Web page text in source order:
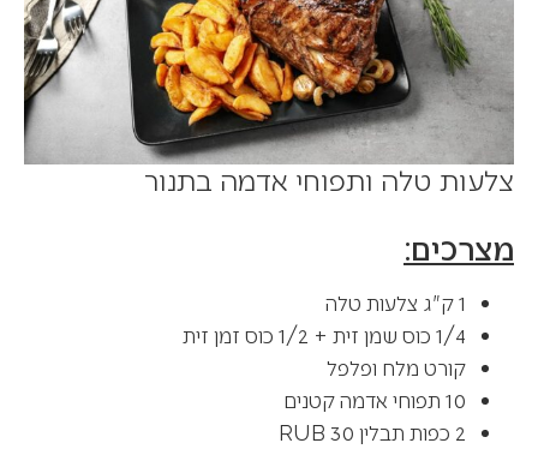
צלעות טלה ותפוחי אדמה בתנור
מצרכים:
1 ק"ג צלעות טלה
1/4 כוס שמן זית + 1/2 כוס זמן זית
קורט מלח ופלפל
10 תפוחי אדמה קטנים
2 כפות תבלין 30 RUB